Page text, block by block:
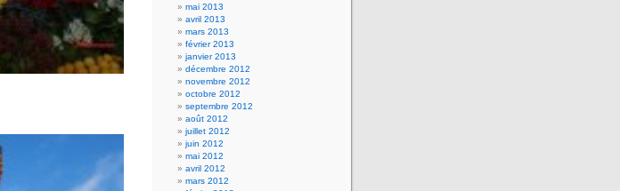
mai 2013
avril 2013
mars 2013
février 2013
janvier 2013
décembre 2012
novembre 2012
octobre 2012
septembre 2012
août 2012
juillet 2012
juin 2012
mai 2012
avril 2012
mars 2012